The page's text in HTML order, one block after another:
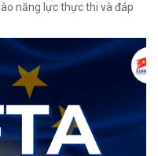
năng lực thực thi và đáp